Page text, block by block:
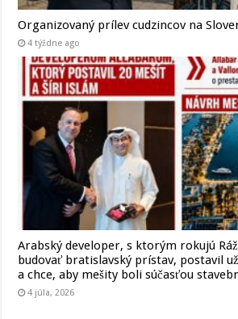
Organizovaný prílev cudzincov na
4 týždne ago
Arabský developer, s ktorým rokujú
budovať bratislavský prístav, postavil
a chce, aby mešity boli súčasťou
4 júla, 2026